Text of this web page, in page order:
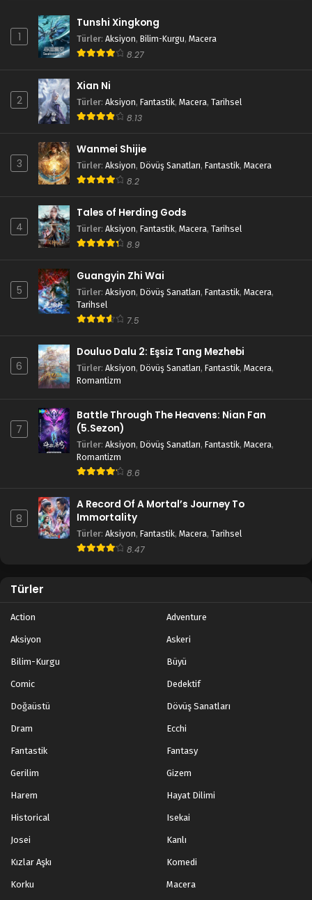
1
Tunshi Xingkong
Türler: Aksiyon, Bilim-Kurgu, Macera
8.27
2
Xian Ni
Türler: Aksiyon, Fantastik, Macera, Tarihsel
8.13
3
Wanmei Shijie
Türler: Aksiyon, Dövüş Sanatları, Fantastik, Macera
8.2
4
Tales of Herding Gods
Türler: Aksiyon, Fantastik, Macera, Tarihsel
8.9
5
Guangyin Zhi Wai
Türler: Aksiyon, Dövüş Sanatları, Fantastik, Macera,
Tarihsel
7.5
6
Douluo Dalu 2: Eşsiz Tang Mezhebi
Türler: Aksiyon, Dövüş Sanatları, Fantastik, Macera,
Romantizm
7
Battle Through The Heavens: Nian Fan
(5.Sezon)
Türler: Aksiyon, Dövüş Sanatları, Fantastik, Macera,
Romantizm
8.6
8
A Record Of A Mortal’s Journey To
Immortality
Türler: Aksiyon, Fantastik, Macera, Tarihsel
8.47
Türler
Action Adventure
Aksiyon Askeri
Bilim-Kurgu Büyü
Comic Dedektif
Doğaüstü Dövüş Sanatları
Dram Ecchi
Fantastik Fantasy
Gerilim Gizem
Harem Hayat Dilimi
Historical Isekai
Josei Kanlı
Kızlar Aşkı Komedi
Korku Macera